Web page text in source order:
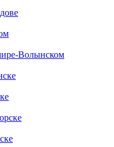
Волынском